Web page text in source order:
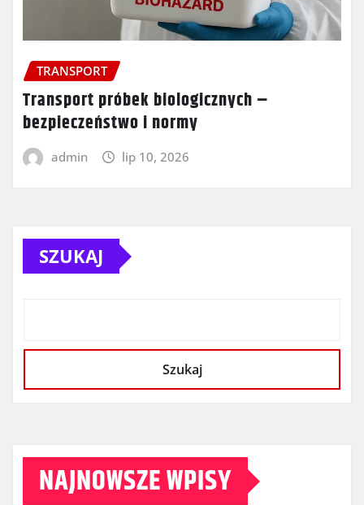
TRANSPORT
Transport próbek biologicznych –
bezpieczeństwo i normy
admin lip 10, 2026
SZUKAJ
Szukaj
NAJNOWSZE WPISY